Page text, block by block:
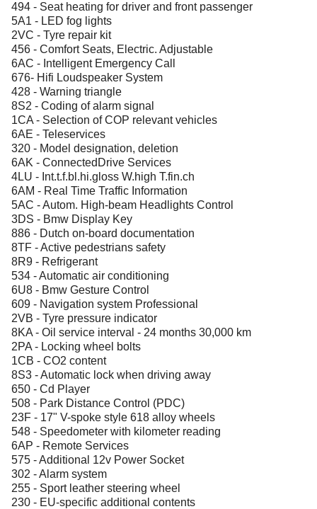
494 - Seat heating for driver and front passenger
5A1 - LED fog lights
2VC - Tyre repair kit
456 - Comfort Seats, Electric. Adjustable
6AC - Intelligent Emergency Call
676- Hifi Loudspeaker System
428 - Warning triangle
8S2 - Coding of alarm signal
1CA - Selection of COP relevant vehicles
6AE - Teleservices
320 - Model designation, deletion
6AK - ConnectedDrive Services
4LU - Int.t.f.bl.hi.gloss W.high T.fin.ch
6AM - Real Time Traffic Information
5AC - Autom. High-beam Headlights Control
3DS - Bmw Display Key
886 - Dutch on-board documentation
8TF - Active pedestrians safety
8R9 - Refrigerant
534 - Automatic air conditioning
6U8 - Bmw Gesture Control
609 - Navigation system Professional
2VB - Tyre pressure indicator
8KA - Oil service interval - 24 months 30,000 km
2PA - Locking wheel bolts
1CB - CO2 content
8S3 - Automatic lock when driving away
650 - Cd Player
508 - Park Distance Control (PDC)
23F - 17" V-spoke style 618 alloy wheels
548 - Speedometer with kilometer reading
6AP - Remote Services
575 - Additional 12v Power Socket
302 - Alarm system
255 - Sport leather steering wheel
230 - EU-specific additional contents